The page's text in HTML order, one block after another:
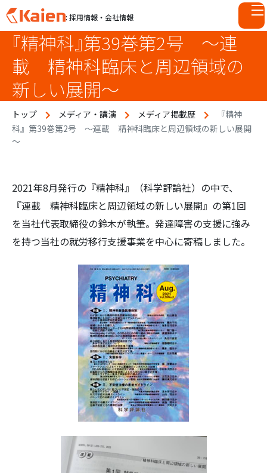
: 採用情報・会社情報
『精神科』第39巻第2号 ～連
載 精神科臨床と周辺領域の
新しい展開～
トップ メディア・講演 メディア掲載歴
『精神
科』第39巻第2号 ～連載 精神科臨床と周辺領域の新しい展開
～
2021年8月発行の『精神科』（科学評論社）の中で、
『連載 精神科臨床と周辺領域の新しい展開』の第1回
を当社代表取締役の鈴木が執筆。発達障害の支援に強み
を持つ当社の就労移行支援事業を中心に寄稿しました。